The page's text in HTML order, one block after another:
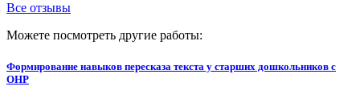
Все отзывы
Можете посмотреть другие работы:
Формирование навыков пересказа текста у старших дошкольников с
ОНР